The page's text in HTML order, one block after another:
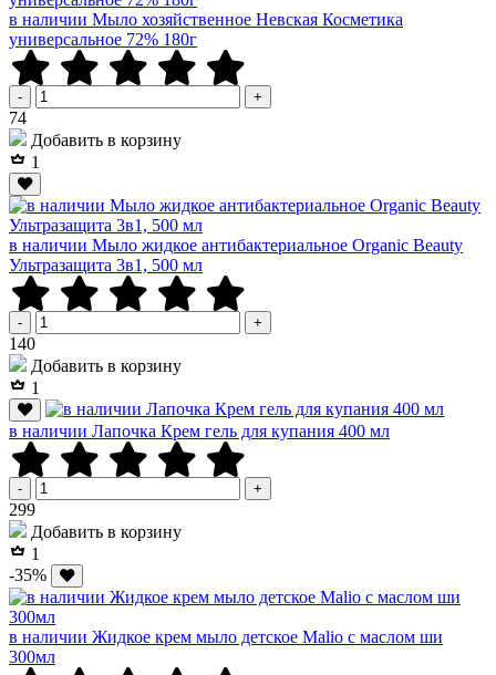
в наличии Мыло хозяйственное Невская Косметика
универсальное 72% 180г
- +
74Р
Добавить в корзину
1
в наличии Мыло жидкое антибактериальное Organic Beauty
Ультразащита 3в1, 500 мл
- +
140Р
Добавить в корзину
1
в наличии Лапочка Крем гель для купания 400 мл
- +
299Р
Добавить в корзину
1
-35%
в наличии Жидкое крем мыло детское Malio с маслом ши
300мл